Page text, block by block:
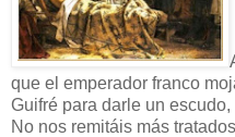
que el emperador franco
Guifré para darle un
No nos remitáis más